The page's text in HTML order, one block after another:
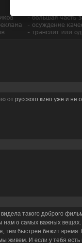
от русского кино уже и не
такого доброго
нам о самых важных
тем быстрее бежит время.
живем. И если у тебя